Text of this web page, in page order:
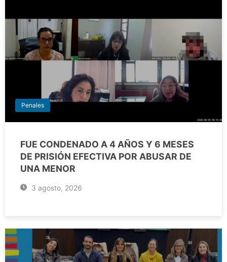
Penales
FUE CONDENADO A 4 AÑOS Y 6 MESES
DE PRISIÓN EFECTIVA POR ABUSAR DE
UNA MENOR
3 agosto, 2026